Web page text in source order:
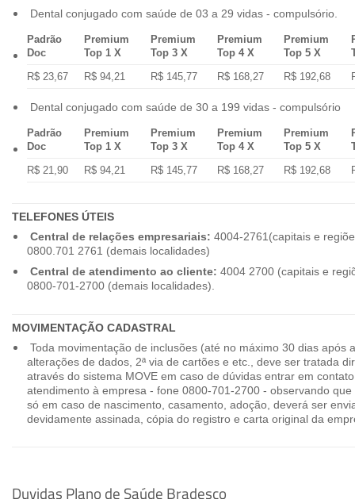
Dental conjugado com saúde de 03 a 29 vidas - compulsório.
Padrão
Doc
Premium
Top 1 X
Premium
Top 3 X
Premium
Top 4 X
Premium
Top 5 X
R$ 23,67
R$ 94,21 R$ 145,77 R$ 168,27 R$ 192,68
Dental conjugado com saúde de 30 a 199 vidas - compulsório
Padrão
Doc
Premium
Top 1 X
Premium
Top 3 X
Premium
Top 4 X
Premium
Top 5 X
R$ 21,90
R$ 94,21 R$ 145,77 R$ 168,27 R$ 192,68
TELEFONES ÚTEIS
Central de relações empresariais: 4004-2761(capitais e
0800.701 2761 (demais localidades)
Central de atendimento ao cliente: 4004 2700 (capitais e
0800-701-2700 (demais localidades).
MOVIMENTAÇÃO CADASTRAL
Toda movimentação de inclusões (até no máximo 30 dias após
alterações de dados, 2ª via de cartões e etc., deve ser tratada
através do sistema MOVE em caso de dúvidas entrar em
atendimento à empresa - fone 0800-701-2700 - observando
só em caso de nascimento, casamento, adoção, deverá ser
devidamente assinada, cópia do registro e carta original da
Duvidas Plano de Saúde Bradesco